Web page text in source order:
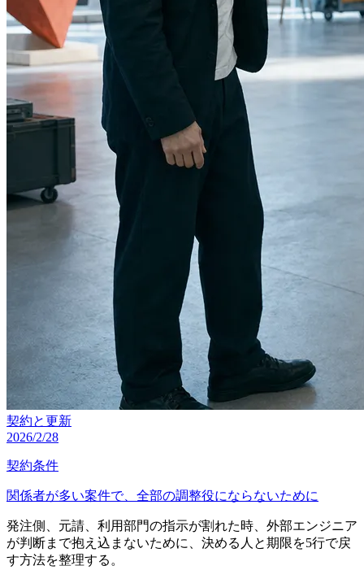
契約と更新
2026/2/28
契約条件
関係者が多い案件で、全部の調整役にならないために
発注側、元請、利用部門の指示が割れた時、外部エンジニア
が判断まで抱え込まないために、決める人と期限を5行で戻
す方法を整理する。